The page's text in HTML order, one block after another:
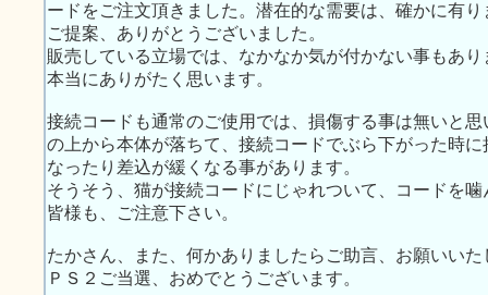
ードをご注文頂きました。潜在的な需要は、確かに有り
ご提案、ありがとうございました。
販売している立場では、なかなか気が付かない事もあ
本当にありがたく思います。
接続コードも通常のご使用では、損傷する事は無いと
の上から本体が落ちて、接続コードでぶら下がった時
なったり差込が緩くなる事があります。
そうそう、猫が接続コードにじゃれついて、コードを
皆様も、ご注意下さい。
たかさん、また、何かありましたらご助言、お願いいた
ＰＳ２ご当選、おめでとうございます。